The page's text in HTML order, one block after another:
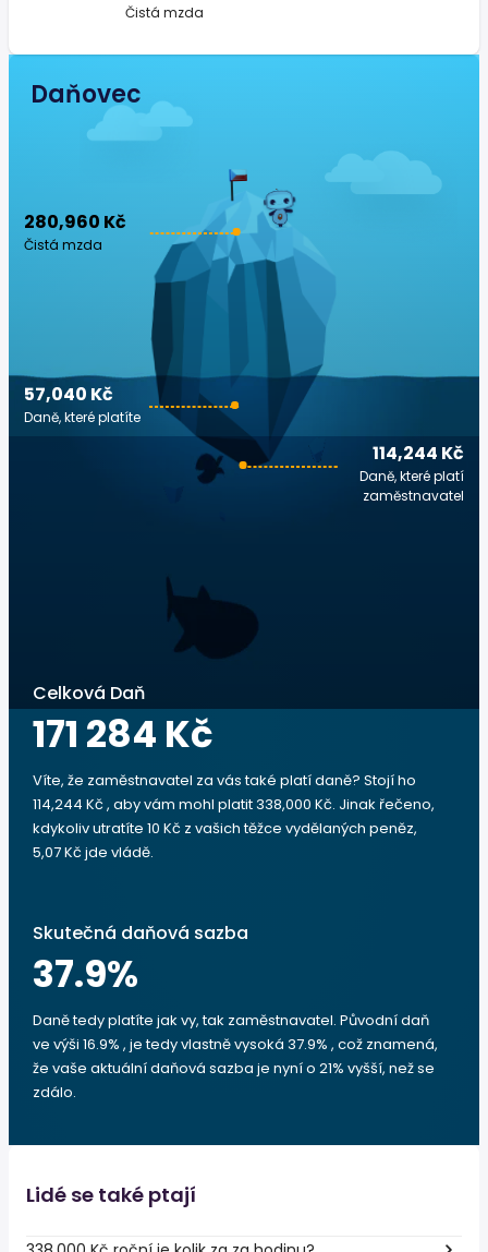
Čistá mzda
Daňovec
280,960 Kč
Čistá mzda
114,244 Kč
Daně, které platí
zaměstnavatel
57,040 Kč
Daně, které platíte
Celková Daň
171 284 Kč
Víte, že zaměstnavatel za vás také platí daně? Stojí ho
114,244 Kč , aby vám mohl platit 338,000 Kč. Jinak řečeno,
kdykoliv utratíte 10 Kč z vašich těžce vydělaných peněz,
5,07 Kč jde vládě.
Skutečná daňová sazba
37.9%
Daně tedy platíte jak vy, tak zaměstnavatel. Původní daň
ve výši 16.9% , je tedy vlastně vysoká 37.9% , což znamená,
že vaše aktuální daňová sazba je nyní o 21% vyšší, než se
zdálo.
Lidé se také ptají